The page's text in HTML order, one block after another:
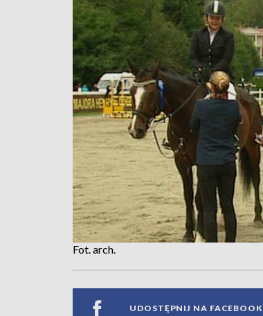
Fot. arch.
UDOSTĘPNIJ NA